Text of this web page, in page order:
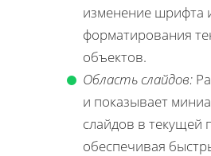
изменение шрифта
форматирования
объектов.
Область слайдов:
и показывает
слайдов в текущей
обеспечивая